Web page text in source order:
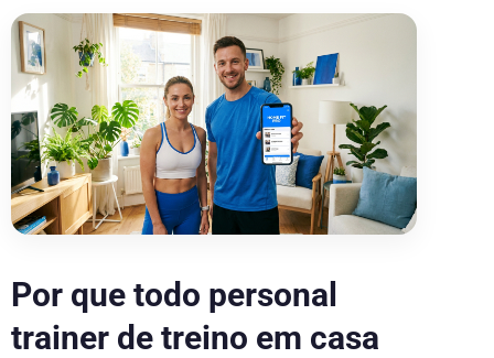
Por que todo personal
trainer de treino em casa